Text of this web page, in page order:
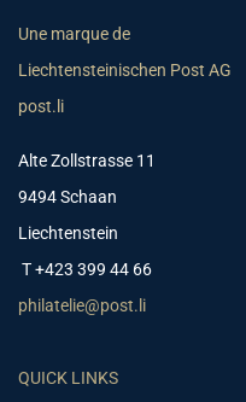
Une marque de
Liechtensteinischen Post AG
post.li
Alte Zollstrasse 11
9494 Schaan
Liechtenstein
T +423 399 44 66
philatelie@post.li
QUICK LINKS